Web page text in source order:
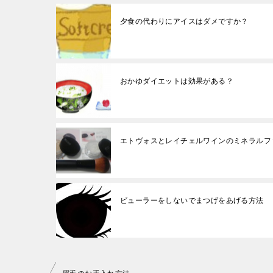
夕食の代わりにアイスはダメですか？
おかゆダイエットは効果がある？
エトヴォスとレイチェルワインのミネラルフ
ビューラーをしないでまつげをあげる方法